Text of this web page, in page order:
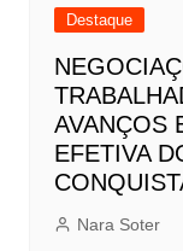
Destaque
AVANÇOS
EFETIVA
Nara Soter